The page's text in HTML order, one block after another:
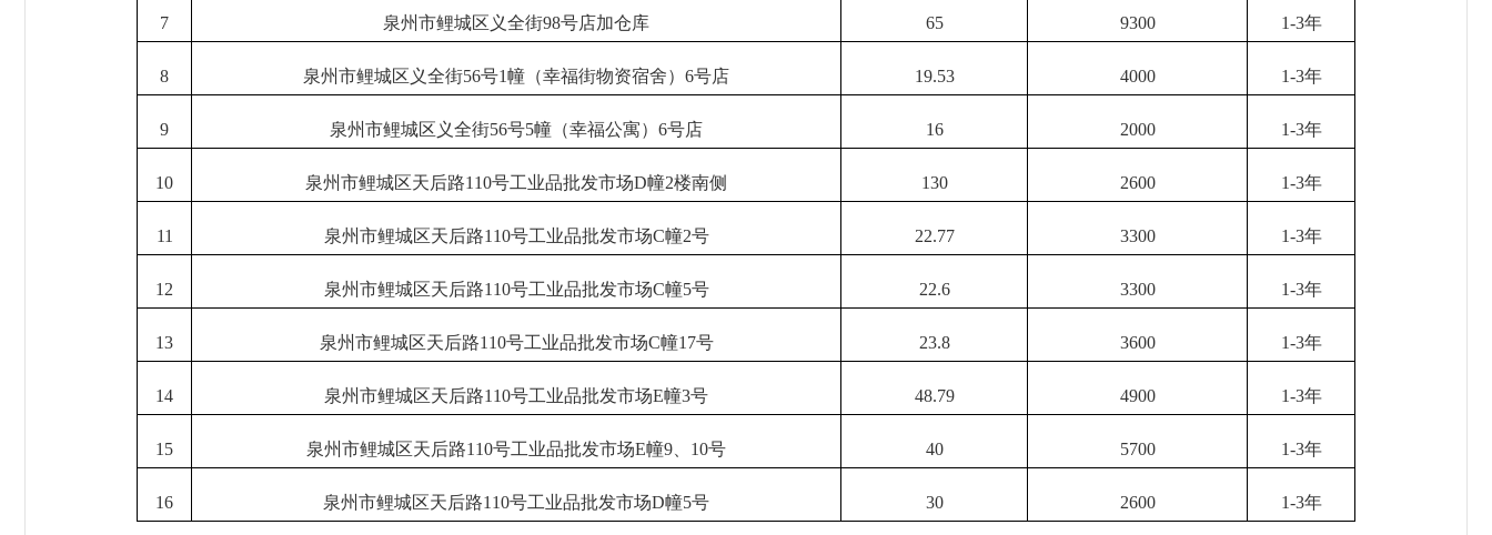
7 泉州市鲤城区义全街98号店加仓库 65 9300 1-3年
8 泉州市鲤城区义全街56号1幢（幸福街物资宿舍）6号店 19.53 4000 1-3年
9 泉州市鲤城区义全街56号5幢（幸福公寓）6号店 16 2000 1-3年
10 泉州市鲤城区天后路110号工业品批发市场D幢2楼南侧 130 2600 1-3年
11 泉州市鲤城区天后路110号工业品批发市场C幢2号 22.77 3300 1-3年
12 泉州市鲤城区天后路110号工业品批发市场C幢5号 22.6 3300 1-3年
13 泉州市鲤城区天后路110号工业品批发市场C幢17号 23.8 3600 1-3年
14 泉州市鲤城区天后路110号工业品批发市场E幢3号 48.79 4900 1-3年
15 泉州市鲤城区天后路110号工业品批发市场E幢9、10号 40 5700 1-3年
16 泉州市鲤城区天后路110号工业品批发市场D幢5号 30 2600 1-3年